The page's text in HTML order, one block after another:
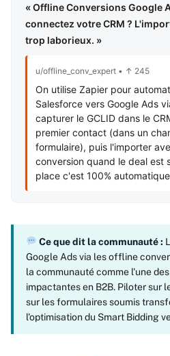
« Offline Conversions Google
connectez votre CRM ?
trop laborieux. »
u/offline_conv_expert • ↑ 245
On utilise Zapier pour
Salesforce vers Google Ads
capturer le GCLID dans le
premier contact (dans un
formulaire), puis l'importer
conversion quand le deal est
place c'est 100%
Ce que dit la communauté :
Google Ads via les offline
la communauté comme l'une
impactantes en B2B. Piloter sur
sur les formulaires soumis
l'optimisation du Smart Bidding